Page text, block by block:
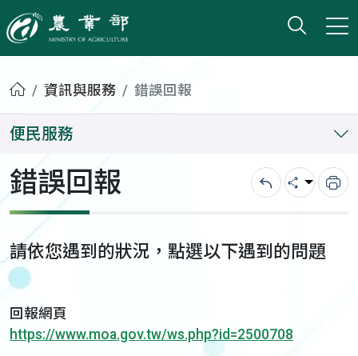
農業部
打開
小版
首頁資訊與服務 錯誤回報
便民服務
錯誤回報 回上一頁
分享 列
請依您遇到的狀況，點選以下遇到的問題
回報網頁
https://www.moa.gov.tw/ws.php?id=2500708